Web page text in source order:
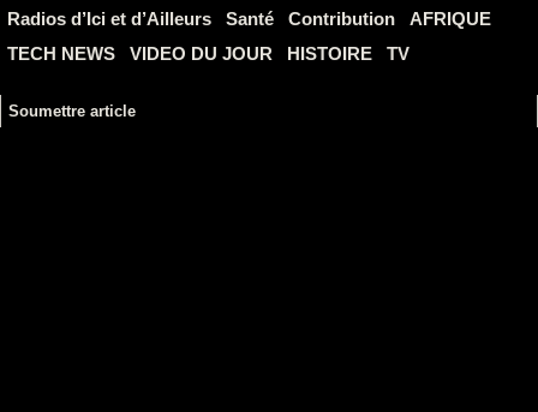
Radios d’Ici et d’Ailleurs
Santé Contribution
AFRIQUE
TECH NEWS
VIDEO DU JOUR HISTOIRE TV
Soumettre article